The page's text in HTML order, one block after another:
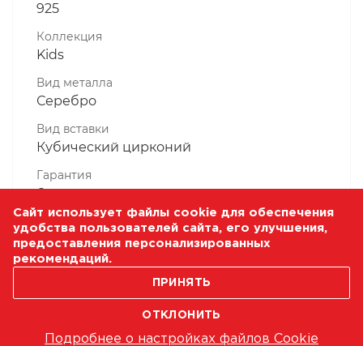
925
Коллекция
Kids
Вид металла
Серебро
Вид вставки
Кубический цирконий
Гарантия
6 месяцев
Комплектность, шт
1 Штука
Масса, гр
Сайт использует файлы cookie для обеспечения
удобства пользователей сайта, его улучшения,
предоставления персонализированных
рекомендаций.
ПРИНЯТЬ
ОТКЛОНИТЬ
Подробнее о настройках файлов Cookie